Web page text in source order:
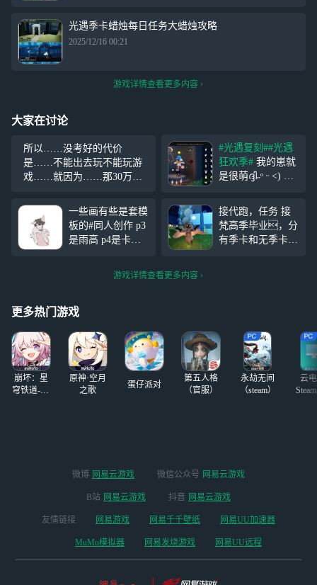
光遇季卡蜡烛每日任务大蜡烛攻略
2025/12/16 00:21
游戏详情查看更多内容
大家在讨论
所以……没考好的代价
是……不能出去玩不能玩游
戏……就因为……那30万？
0万还她……呵，哭被说是装
给她看的，那当初生我干什
么啊……养不了养不起就别
要啊
#光遇复刻##光遇
狂欢季# 我的崽就
是很萌ദ്ദി˶ᵒ ᵕ ˂) 原
卡鞋的攻略的，上
游戏试了一下，结
果卡成了，我简直
是个天才⌯ᵔᗜᵔ⌯ಣ
一些画有些是套模
板的#同人创作 p3
是雨高 p4是卡龙 p
是白菇卡龙其他都
是自设和oc
接代跑，任务 接
梵高季毕业，分
有季卡和无季卡
游戏详情查看更多内容
更多热门游戏
崩坏：星
穹铁道-4.4
原神·空月
之歌
蛋仔派对
第五人格
（官服）
永劫无间
（steam）
云
微博 网易云游戏 微信公众号 网易云游戏
B站 网易云游戏 抖音 网易云游戏
友情链接 网易游戏 网易千千壁纸 网易UU加速器
MuMu模拟器 网易发烧游戏 网易UU远程